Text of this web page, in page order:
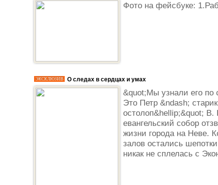
Фото на фейсбуке:
ЭКСКЛЮЗИВ О следах в сердцах и умах
&quot;Мы узнали его по
Это Петр &ndash;
остолоп&hellip;&quot;
евангельский собор
жизни города на Неве.
залов остались
никак не сплелась с